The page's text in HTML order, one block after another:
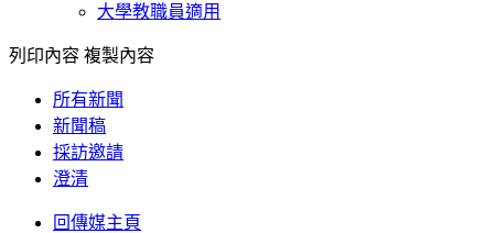
大學教職員適用
列印內容 複製內容
所有新聞
新聞稿
採訪邀請
澄清
回傳媒主頁